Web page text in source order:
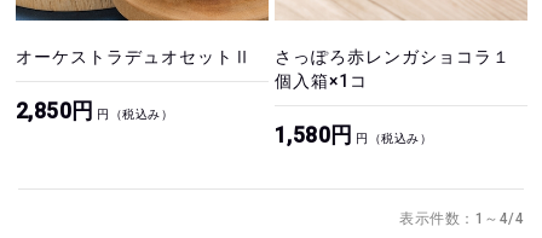
オーケストラデュオセットⅡ
2,850円 円（税込み）
さっぽろ赤レンガショコラ１
個入箱×1コ
1,580円 円（税込み）
表示件数：1～4/4